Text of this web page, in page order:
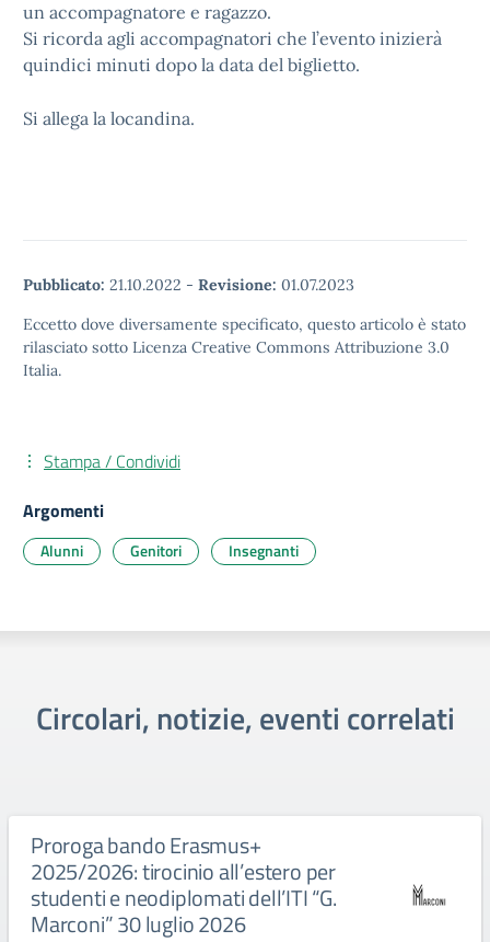
un accompagnatore e ragazzo.
Si ricorda agli accompagnatori che l’evento inizierà
quindici minuti dopo la data del biglietto.
Si allega la locandina.
Pubblicato: 21.10.2022 - Revisione: 01.07.2023
Eccetto dove diversamente specificato, questo articolo è stato
rilasciato sotto Licenza Creative Commons Attribuzione 3.0
Italia.
Stampa / Condividi
Argomenti
Alunni Genitori Insegnanti
Circolari, notizie, eventi correlati
Proroga bando Erasmus+
2025/2026: tirocinio all’estero per
studenti e neodiplomati dell’ITI “G.
Marconi” 30 luglio 2026